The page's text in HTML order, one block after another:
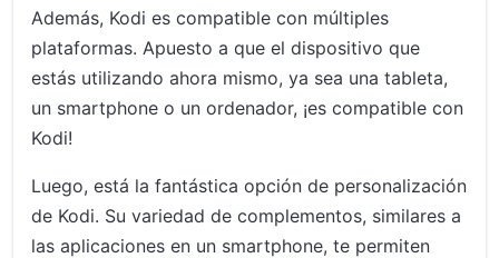
Además, Kodi es compatible con múltiples
plataformas. Apuesto a que el dispositivo que
estás utilizando ahora mismo, ya sea una tableta,
un smartphone o un ordenador, ¡es compatible con
Kodi!
Luego, está la fantástica opción de personalización
de Kodi. Su variedad de complementos, similares a
las aplicaciones en un smartphone, te permiten